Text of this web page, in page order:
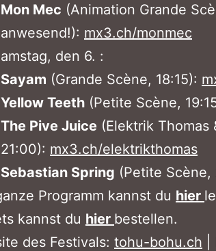
Mon Mec (Animation Grande
anwesend!): mx3.ch/monmec
den 6. :
Sayam (Grande Scène, 18:15):
Yellow Teeth (Petite Scène,
The Pive Juice (Elektrik Thomas
21:00): mx3.ch/elektrikthomas
Sebastian Spring (Petite Scène,
Programm kannst du hier
kannst du hier bestellen.
des Festivals: tohu-bohu.ch